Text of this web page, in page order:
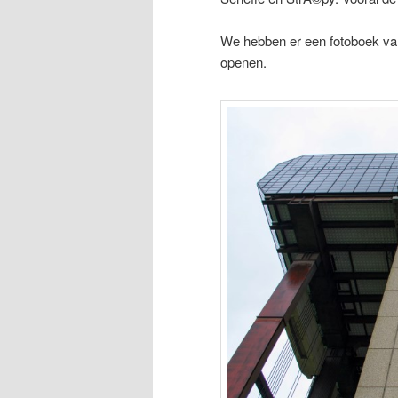
We hebben er een fotoboek
openen.